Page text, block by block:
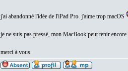
j'ai abandonné l'idée de l'iPad Pro. j'aime trop macOS
je ne suis pas pressé, mon MacBook peut tenir
merci à vous